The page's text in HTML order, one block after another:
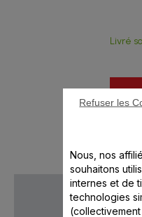
Livré
Nous, nos
souhaitons
internes et de
technologies
Refuser les